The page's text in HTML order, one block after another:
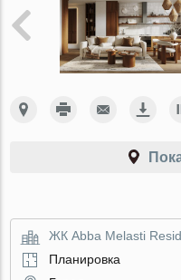
ЖК Abba Melasti
Планировка